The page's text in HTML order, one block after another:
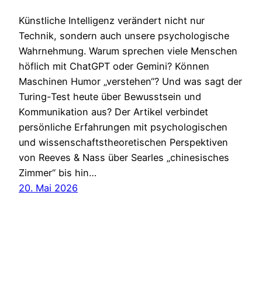
Künstliche Intelligenz verändert nicht nur
Technik, sondern auch unsere psychologische
Wahrnehmung. Warum sprechen viele Menschen
höflich mit ChatGPT oder Gemini? Können
Maschinen Humor „verstehen“? Und was sagt der
Turing-Test heute über Bewusstsein und
Kommunikation aus? Der Artikel verbindet
persönliche Erfahrungen mit psychologischen
und wissenschaftstheoretischen Perspektiven
von Reeves & Nass über Searles „chinesisches
Zimmer“ bis hin…
20. Mai 2026